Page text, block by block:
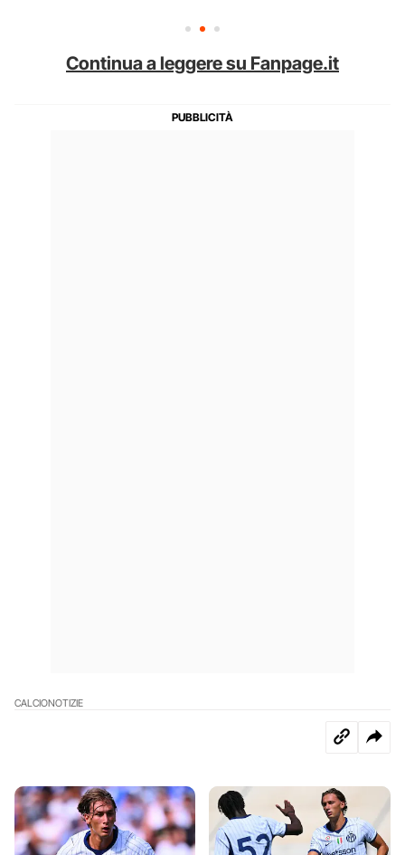
Continua a leggere su Fanpage.it
CALCIONOTIZIE